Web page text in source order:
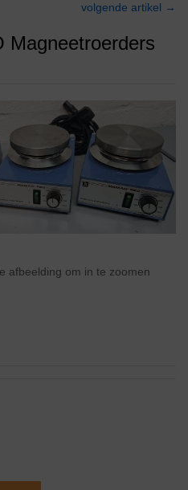
volgende artikel →
Magneetroerders
afbeelding om in te zoomen